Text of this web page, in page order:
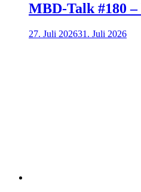
MBD-Talk #180 –
27. Juli 202631. Juli 2026